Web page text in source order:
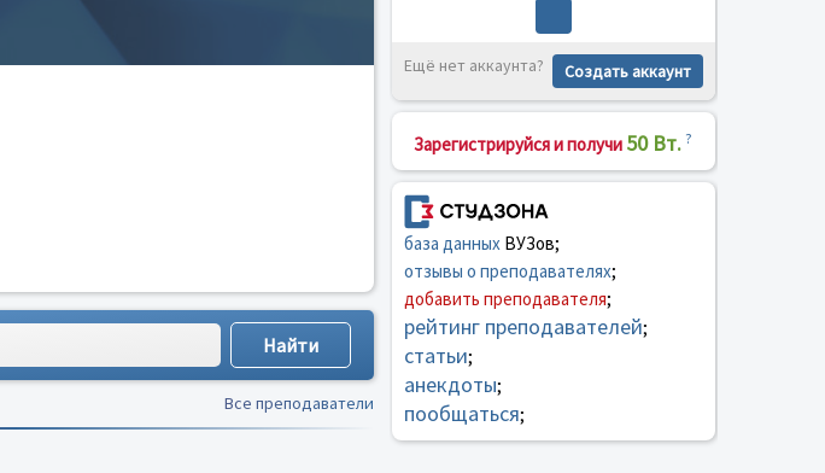
Все преподаватели
Ещё нет аккаунта? Создать аккаунт
Зарегистрируйся и получи 50 Вт. ?
база данныхВУЗов;
отзывы о преподавателях;
добавить преподавателя;
рейтинг преподавателей;
статьи;
анекдоты;
пообщаться;